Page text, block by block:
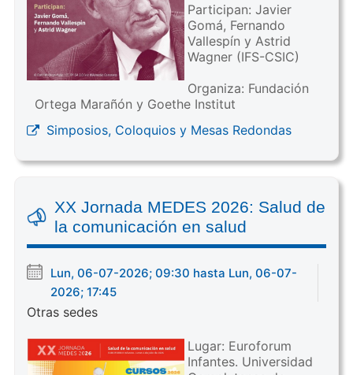
Participan: Javier
Gomá, Fernando
Vallespín y Astrid
Wagner (IFS-CSIC)
Organiza: Fundación
Ortega Marañón y Goethe Institut
Simposios, Coloquios y Mesas Redondas
XX Jornada MEDES 2026: Salud de
la comunicación en salud
Lun, 06-07-2026; 09:30 hasta Lun, 06-07-
2026; 17:45
Otras sedes
Lugar: Euroforum
Infantes. Universidad